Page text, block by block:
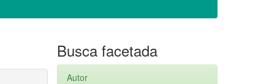
Busca facetada
Autor